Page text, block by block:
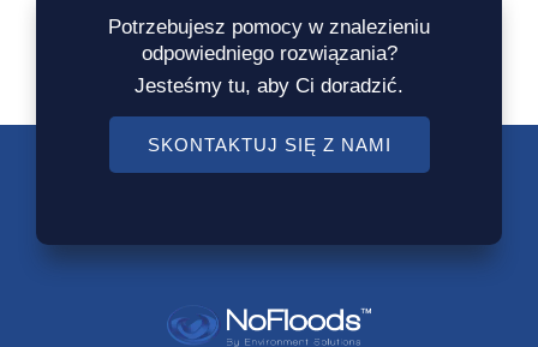
Potrzebujesz pomocy w znalezieniu
odpowiedniego rozwiązania?
Jesteśmy tu, aby Ci doradzić.
SKONTAKTUJ SIĘ Z NAMI